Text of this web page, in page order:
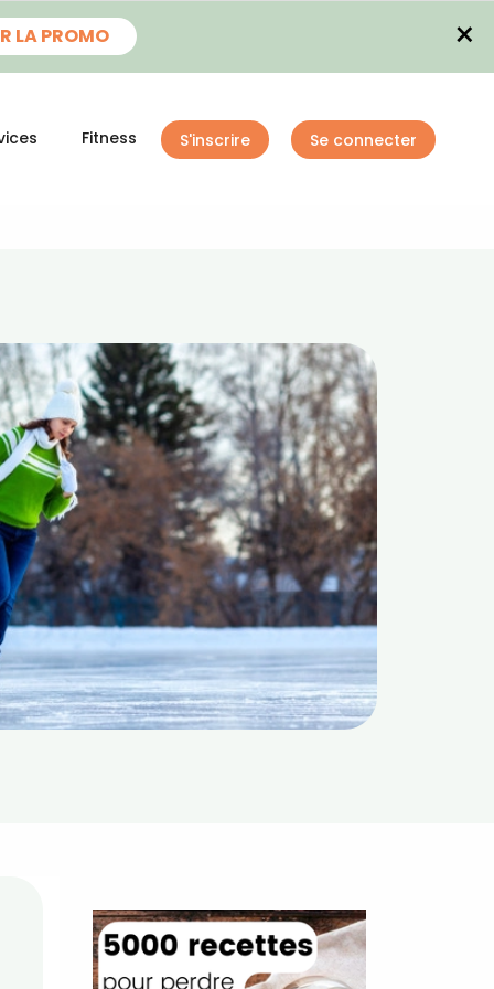
LA PROMO ×
Fitness S'inscrire Se connecter